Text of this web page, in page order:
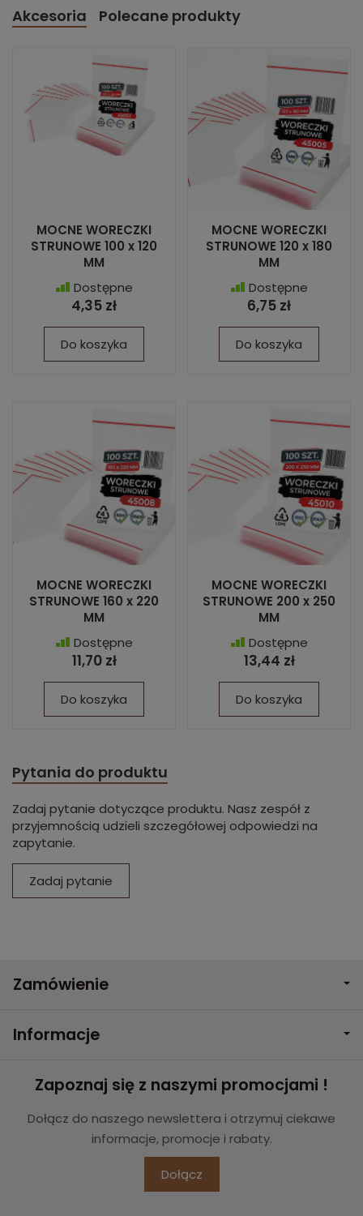
Akcesoria Polecane produkty
MOCNE WORECZKI
STRUNOWE 100 x 120
MM
Dostępne
4,35 zł
Do koszyka
MOCNE WORECZKI
STRUNOWE 120 x 180
MM
Dostępne
6,75 zł
Do koszyka
MOCNE WORECZKI
STRUNOWE 160 x 220
MM
Dostępne
11,70 zł
Do koszyka
MOCNE WORECZKI
STRUNOWE 200 x 250
MM
Dostępne
13,44 zł
Do koszyka
Pytania do produktu
Zadaj pytanie dotyczące produktu. Nasz zespół z
przyjemnością udzieli szczegółowej odpowiedzi na
zapytanie.
Zadaj pytanie
Zamówienie
Informacje
Zapoznaj się z naszymi promocjami !
Dołącz do naszego newslettera i otrzymuj ciekawe
informacje, promocje i rabaty.
Dołącz